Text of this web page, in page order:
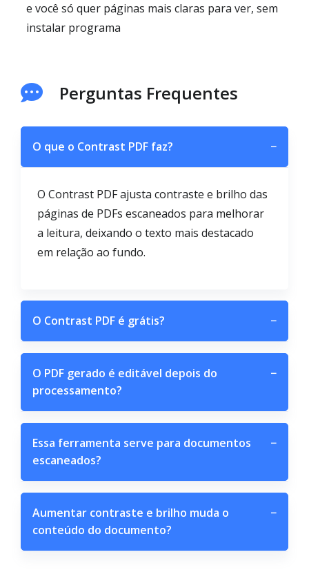
e você só quer páginas mais claras para ver, sem
instalar programa
Perguntas Frequentes
O que o Contrast PDF faz? −
O Contrast PDF ajusta contraste e brilho das
páginas de PDFs escaneados para melhorar
a leitura, deixando o texto mais destacado
em relação ao fundo.
O Contrast PDF é grátis? −
O PDF gerado é editável depois do
processamento?
−
Essa ferramenta serve para documentos
escaneados?
−
Aumentar contraste e brilho muda o
conteúdo do documento?
−